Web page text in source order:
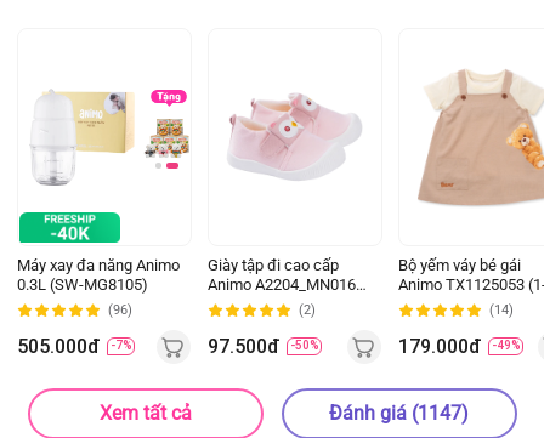
Máy xay đa năng Animo
0.3L (SW-MG8105)
(96)
505.000đ -7%
Giày tập đi cao cấp
Animo A2204_MN016
(16-19,Hồng) (2)
97.500đ -50%
Bộ yếm váy bé gái
Animo TX1125053
4Y, Kem-be, TT02)
(14)
179.000đ -49%
Xem tất cả Đánh giá (1147)